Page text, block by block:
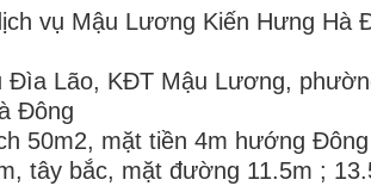
vụ Mậu Lương Kiến Hưng Hà
Lão, KĐT Mậu Lương,
Đông
50m2, mặt tiền 4m hướng
tây bắc, mặt đường 11.5m ;